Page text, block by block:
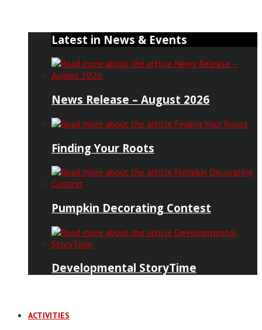
Latest in News & Events
News Release – August 2026
Finding Your Roots
Pumpkin Decorating Contest
Developmental StoryTime
ACTIVITIES